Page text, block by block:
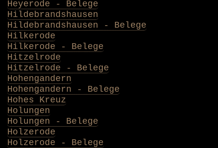
Heyerode - Belege
Hildebrandshausen
Hildebrandshausen - Belege
Hilkerode
Hilkerode - Belege
Hitzelrode
Hitzelrode - Belege
Hohengandern
Hohengandern - Belege
Hohes Kreuz
Holungen
Holungen - Belege
Holzerode
Holzerode - Belege